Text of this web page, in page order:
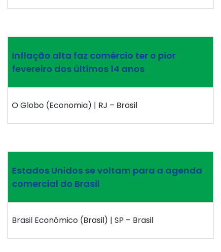
Inflação alta faz comércio ter o pior
fevereiro dos últimos 14 anos
O Globo (Economia) | RJ – Brasil
Estados Unidos se voltam para a agenda
comercial do Brasil
Brasil Econômico (Brasil) | SP – Brasil